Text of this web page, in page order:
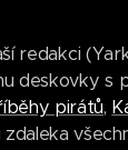
redakci
deskovky s
pirátů,
zdaleka